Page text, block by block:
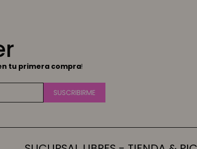
tu primera compra!
SUSCRIBIRME